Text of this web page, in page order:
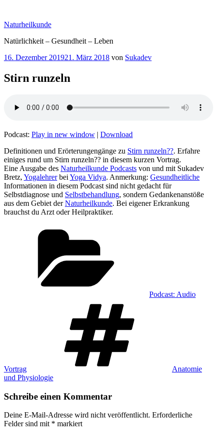
springen
Naturheilkunde
Natürlichkeit – Gesundheit – Leben
Veröffentlicht
16. Dezember 201921. März 2018 von Sukadev
Stirn runzeln
Podcast: Play in new window | Download
Definitionen und Erörterungengänge zu Stirn runzeln??. Erfahre
einiges rund um Stirn runzeln?? in diesem kurzen Vortrag.
Eine Ausgabe des Naturheilkunde Podcasts von und mit Sukadev
Bretz, Yogalehrerbei Yoga Vidya. Anmerkung: Gesundheitliche
Informationen in diesem Podcast sind nicht gedacht für
Selbstdiagnose und Selbstbehandlung, sondern Gedankenanstöße
aus dem Gebiet derNaturheilkunde. Bei eigener Erkrankung
brauchst du Arzt oder Heilpraktiker.
Podcast: Audio
Vortrag
Anatomie
und Physiologie
Schreibe einen Kommentar
Deine E-Mail-Adresse wird nicht veröffentlicht. Erforderliche
Felder sind mit * markiert